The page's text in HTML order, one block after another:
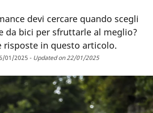
devi cercare quando scegli
da bici per sfruttarle al meglio?
risposte in questo articolo.
01/2025 - Updated on 22/01/2025